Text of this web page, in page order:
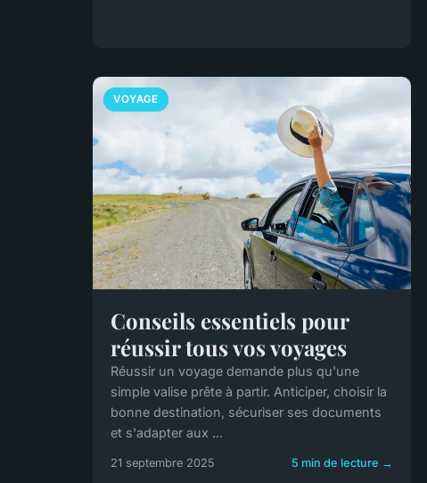
VOYAGE
Conseils essentiels pour
réussir tous vos voyages
Réussir un voyage demande plus qu'une
simple valise prête à partir. Anticiper, choisir la
bonne destination, sécuriser ses documents
et s'adapter aux ...
21 septembre 2025 5 min de lecture →